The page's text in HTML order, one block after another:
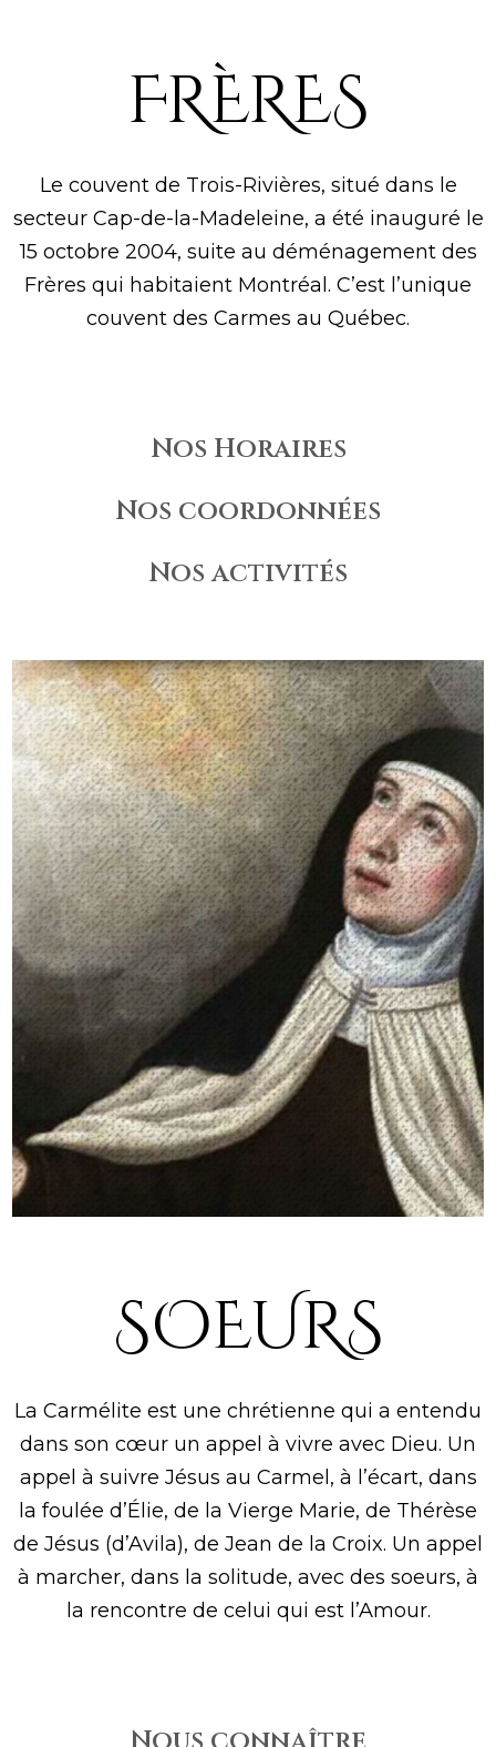
FRÈRES
Le couvent de Trois-Rivières, situé dans le
secteur Cap-de-la-Madeleine, a été inauguré le
15 octobre 2004, suite au déménagement des
Frères qui habitaient Montréal. C’est l’unique
couvent des Carmes au Québec.
Nos Horaires
Nos coordonnées
Nos activités
SOEURS
La Carmélite est une chrétienne qui a entendu
dans son cœur un appel à vivre avec Dieu. Un
appel à suivre Jésus au Carmel, à l’écart, dans
la foulée d’Élie, de la Vierge Marie, de Thérèse
de Jésus (d’Avila), de Jean de la Croix. Un appel
à marcher, dans la solitude, avec des soeurs, à
la rencontre de celui qui est l’Amour.